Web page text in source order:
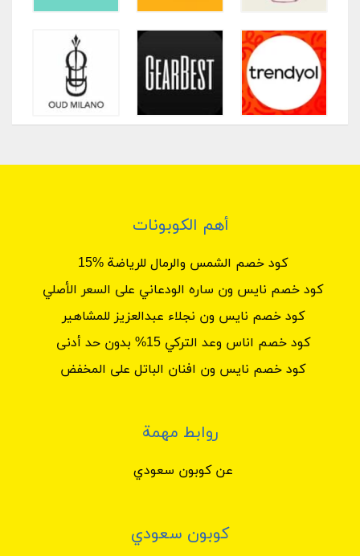
أهم الكوبونات
كود خصم الشمس والرمال للرياضة %15
كود خصم نايس ون ساره الودعاني على السعر الأصلي
كود خصم نايس ون نجلاء عبدالعزيز للمشاهير
كود خصم اناس وعد التركي 15% بدون حد أدنى
كود خصم نايس ون افنان الباتل على المخفض
روابط مهمة
عن كوبون سعودي
كوبون سعودي